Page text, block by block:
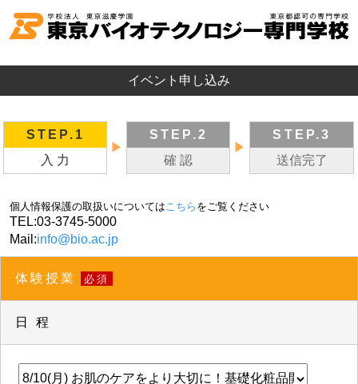
イベント申し込み
STEP.1
入 力
▶
STEP.2
確 認
▶
STEP.3
送信完了
個人情報保護の取扱いについてはこちら をご覧ください
TEL:03-3745-5000
Mail:info@bio.ac.jp
体験授業 必須
日 程